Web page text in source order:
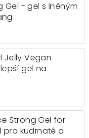
Gel - gel s lněným
Jelly Vegan
gel na
Strong Gel for
pro kudrnaté a